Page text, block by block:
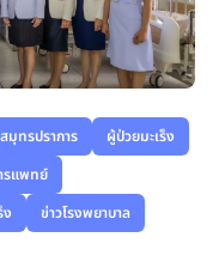
มุทรปราการ
ผู้ป่วยมะเร็ง
รแพทย์
ข่าวโรงพยาบาล